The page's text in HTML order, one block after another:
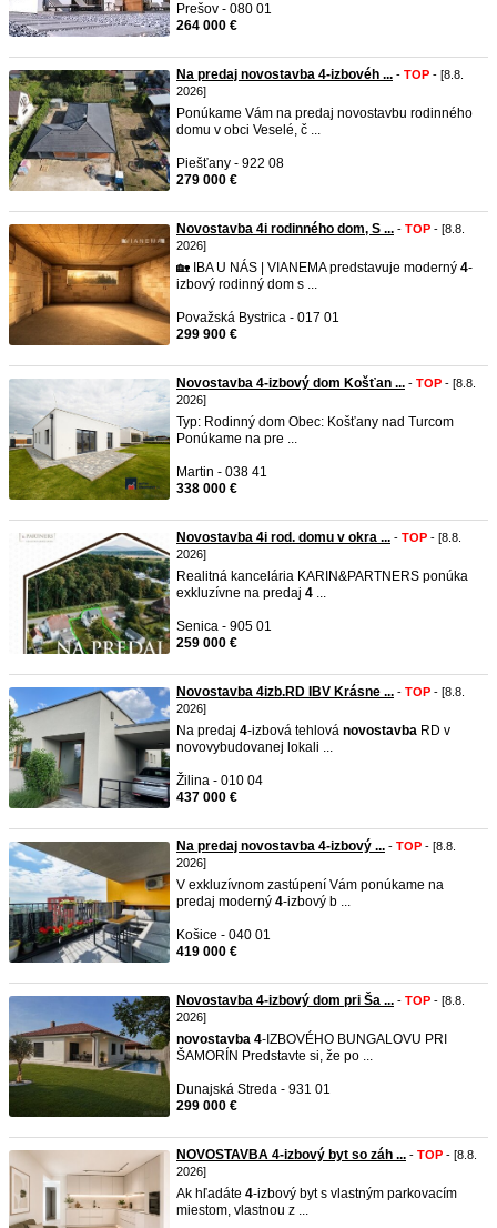
Prešov - 080 01
264 000 €
Na predaj novostavba 4-izbovéh ... - TOP - [8.8.
2026]
Ponúkame Vám na predaj novostavbu rodinného
domu v obci Veselé, č ...
Piešťany - 922 08
279 000 €
Novostavba 4i rodinného dom, S ... - TOP - [8.8.
2026]
🏡 IBA U NÁS | VIANEMA predstavuje moderný 4-
izbový rodinný dom s ...
Považská Bystrica - 017 01
299 900 €
Novostavba 4-izbový dom Košťan ... - TOP - [8.8.
2026]
Typ: Rodinný dom Obec: Košťany nad Turcom
Ponúkame na pre ...
Martin - 038 41
338 000 €
Novostavba 4i rod. domu v okra ... - TOP - [8.8.
2026]
Realitná kancelária KARIN&PARTNERS ponúka
exkluzívne na predaj 4 ...
Senica - 905 01
259 000 €
Novostavba 4izb.RD IBV Krásne ... - TOP - [8.8.
2026]
Na predaj 4-izbová tehlová novostavba RD v
novovybudovanej lokali ...
Žilina - 010 04
437 000 €
Na predaj novostavba 4-izbový ... - TOP - [8.8.
2026]
V exkluzívnom zastúpení Vám ponúkame na
predaj moderný 4-izbový b ...
Košice - 040 01
419 000 €
Novostavba 4-izbový dom pri Ša ... - TOP - [8.8.
2026]
novostavba 4-IZBOVÉHO BUNGALOVU PRI
ŠAMORÍN Predstavte si, že po ...
Dunajská Streda - 931 01
299 000 €
NOVOSTAVBA 4-izbový byt so záh ... - TOP - [8.8.
2026]
Ak hľadáte 4-izbový byt s vlastným parkovacím
miestom, vlastnou z ...